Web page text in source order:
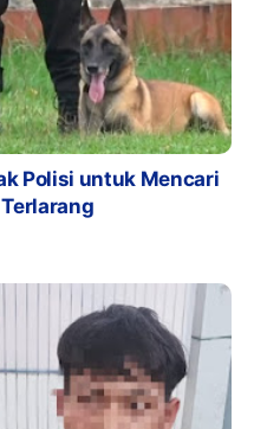
Polisi untuk Mencari